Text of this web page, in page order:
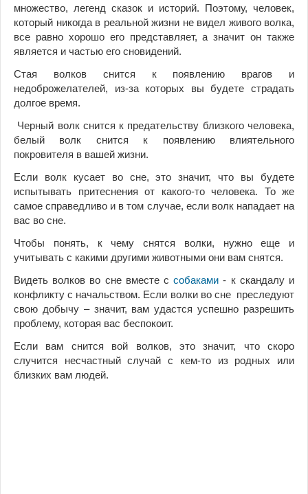
множество, легенд сказок и историй. Поэтому, человек,
который никогда в реальной жизни не видел живого волка,
все равно хорошо его представляет, а значит он также
является и частью его сновидений.
Стая волков снится к появлению врагов и
недоброжелателей, из-за которых вы будете страдать
долгое время.
Черный волк снится к предательству близкого человека,
белый волк снится к появлению влиятельного
покровителя в вашей жизни.
Если волк кусает во сне, это значит, что вы будете
испытывать притеснения от какого-то человека. То же
самое справедливо и в том случае, если волк нападает на
вас во сне.
Чтобы понять, к чему снятся волки, нужно еще и
учитывать с какими другими животными они вам снятся.
Видеть волков во сне вместе ссобаками - к скандалу и
конфликту с начальством. Если волки во сне преследуют
свою добычу – значит, вам удастся успешно разрешить
проблему, которая вас беспокоит.
Если вам снится вой волков, это значит, что скоро
случится несчастный случай с кем-то из родных или
близких вам людей.